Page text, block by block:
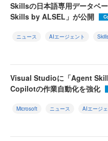
Skillsの日本語専用データベ
Skills by ALSEL」が公開
ニュース AIエージェント
Visual Studioに「Agent
Copilotの作業自動化を強化
Microsoft ニュース AIエージ